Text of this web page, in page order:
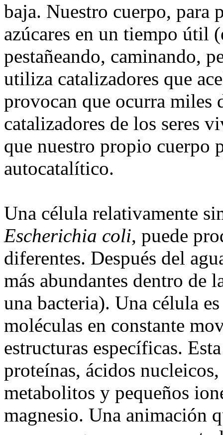
baja. Nuestro cuerpo, para
azúcares en un tiempo útil
pestañeando, caminando,
utiliza catalizadores que
provocan que ocurra miles
catalizadores de los seres
que nuestro propio cuerpo
autocatalítico.
Una célula relativamente
Escherichia coli, puede
diferentes. Después del
más abundantes dentro de
una bacteria). Una célula
moléculas en constante
estructuras específicas.
proteínas, ácidos
metabolitos y pequeños
magnesio. Una animación